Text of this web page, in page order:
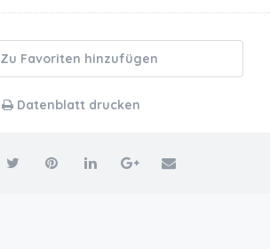
Zu Favoriten hinzufügen
Datenblatt drucken